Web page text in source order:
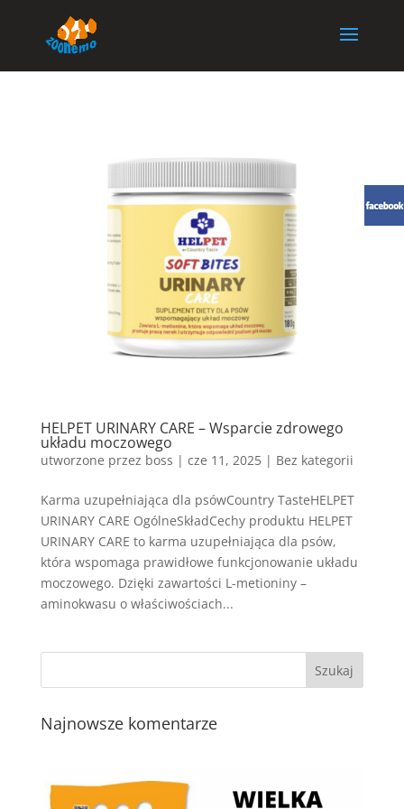
HELPET URINARY CARE – Wsparcie zdrowego
układu moczowego
utworzone przez boss | cze 11, 2025| Bez kategorii
Karma uzupełniająca dla psówCountry TasteHELPET
URINARY CARE OgólneSkładCechy produktu HELPET
URINARY CARE to karma uzupełniająca dla psów,
która wspomaga prawidłowe funkcjonowanie układu
moczowego. Dzięki zawartości L-metioniny –
aminokwasu o właściwościach...
Najnowsze komentarze